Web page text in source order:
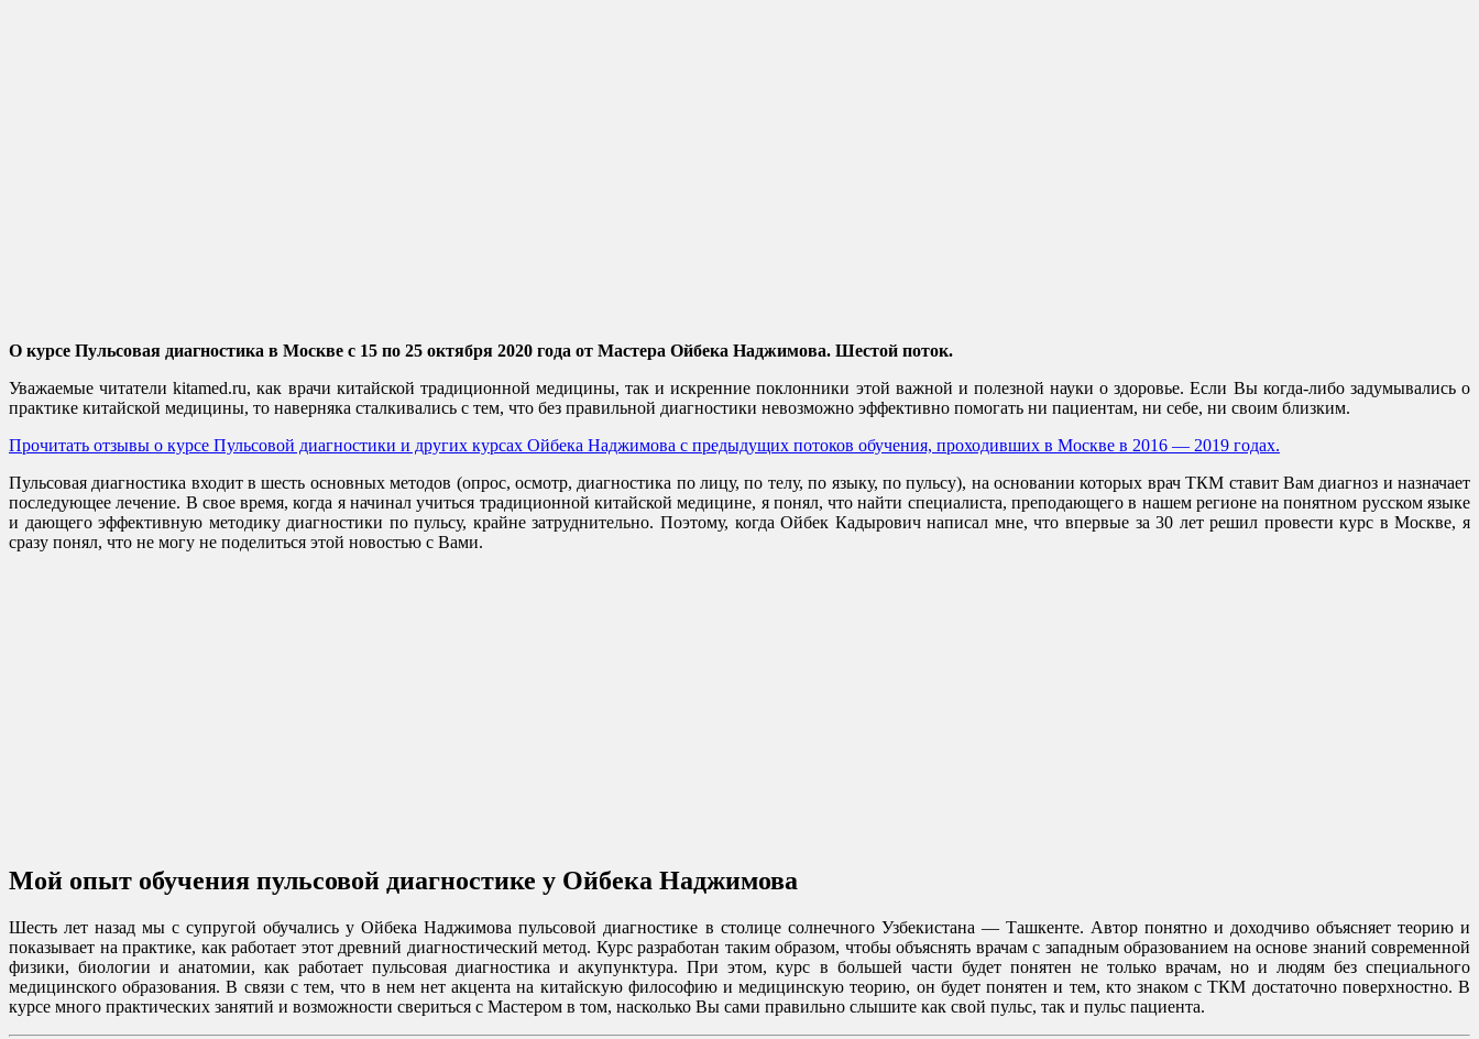
О курсе Пульсовая диагностика в Москве с 15 по 25 октября 2020 года от Мастера Ойбека Наджимова. Шестой поток.
Уважаемые читатели kitamed.ru, как врачи китайской традиционной медицины, так и искренние поклонники этой важной и полезной науки о здоровье. Если Вы когда-либо задумывались о
практике китайской медицины, то наверняка сталкивались с тем, что без правильной диагностики невозможно эффективно помогать ни пациентам, ни себе, ни своим близким.
Прочитать отзывы о курсе Пульсовой диагностики и других курсах Ойбека Наджимова с предыдущих потоков обучения, проходивших в Москве в 2016 — 2019 годах.
Пульсовая диагностика входит в шесть основных методов (опрос, осмотр, диагностика по лицу, по телу, по языку, по пульсу), на основании которых врач ТКМ ставит Вам диагноз и назначает
последующее лечение. В свое время, когда я начинал учиться традиционной китайской медицине, я понял, что найти специалиста, преподающего в нашем регионе на понятном русском языке
и дающего эффективную методику диагностики по пульсу, крайне затруднительно. Поэтому, когда Ойбек Кадырович написал мне, что впервые за 30 лет решил провести курс в Москве, я
сразу понял, что не могу не поделиться этой новостью с Вами.
Мой опыт обучения пульсовой диагностике у Ойбека Наджимова
Шесть лет назад мы с супругой обучались у Ойбека Наджимова пульсовой диагностике в столице солнечного Узбекистана — Ташкенте. Автор понятно и доходчиво объясняет теорию и
показывает на практике, как работает этот древний диагностический метод. Курс разработан таким образом, чтобы объяснять врачам с западным образованием на основе знаний современной
физики, биологии и анатомии, как работает пульсовая диагностика и акупунктура. При этом, курс в большей части будет понятен не только врачам, но и людям без специального
медицинского образования. В связи с тем, что в нем нет акцента на китайскую философию и медицинскую теорию, он будет понятен и тем, кто знаком с ТКМ достаточно поверхностно. В
курсе много практических занятий и возможности свериться с Мастером в том, насколько Вы сами правильно слышите как свой пульс, так и пульс пациента.